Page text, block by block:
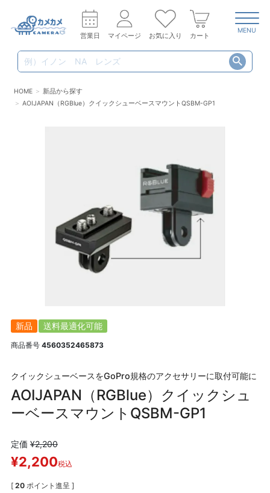
営業日 マイページ お気に入り カート
MENU
HOME
新品から探す
AOIJAPAN（RGBlue）クイックシューベースマウントQSBM-GP1
新品 送料最適化可能
商品番号 4560352465873
クイックシューベースをGoPro規格のアクセサリーに取付可能に
AOIJAPAN（RGBlue）クイックシュ
ーベースマウントQSBM-GP1
定価 ¥2,200
¥2,200税込
[ 20 ポイント進呈 ]